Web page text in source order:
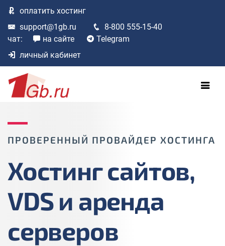
оплатить хостинг
support@1gb.ru
8-800 555-15-40
чат:
на сайте
Telegram
личный кабинет
ПРОВЕРЕННЫЙ ПРОВАЙДЕР ХОСТИНГА
Хостинг сайтов,
VDS и аренда
серверов